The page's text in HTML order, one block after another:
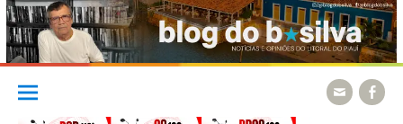
Skip
content